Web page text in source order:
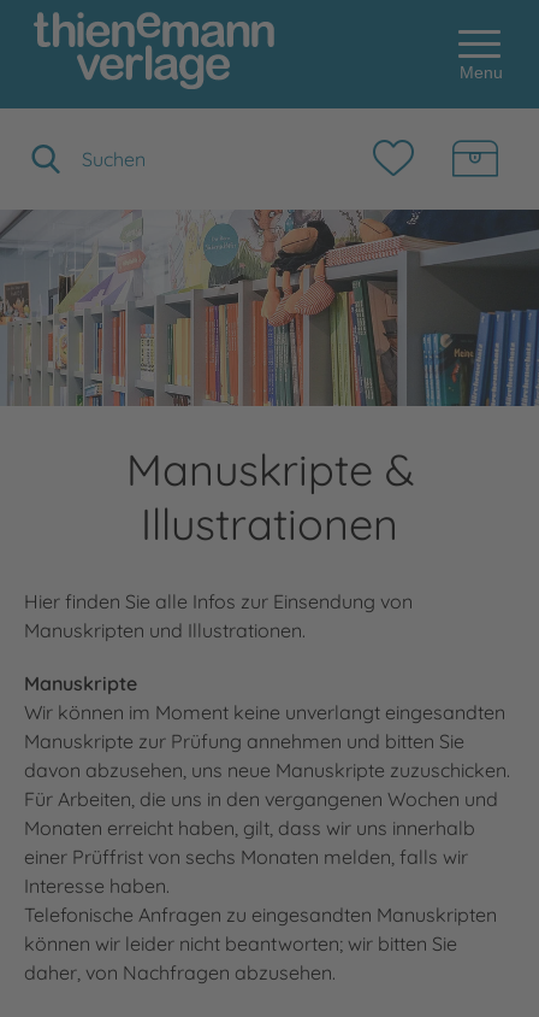
Menu
Manuskripte &
Illustrationen
Hier finden Sie alle Infos zur Einsendung von
Manuskripten und Illustrationen.
Manuskripte
Wir können im Moment keine unverlangt eingesandten
Manuskripte zur Prüfung annehmen und bitten Sie
davon abzusehen, uns neue Manuskripte zuzuschicken.
Für Arbeiten, die uns in den vergangenen Wochen und
Monaten erreicht haben, gilt, dass wir uns innerhalb
einer Prüffrist von sechs Monaten melden, falls wir
Interesse haben.
Telefonische Anfragen zu eingesandten Manuskripten
können wir leider nicht beantworten; wir bitten Sie
daher, von Nachfragen abzusehen.